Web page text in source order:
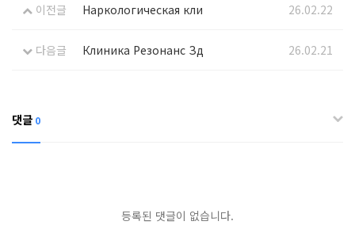
이전글 Наркологическая кли 26.02.22
다음글 Клиника Резонанс Зд 26.02.21
댓글 0
등록된 댓글이 없습니다.